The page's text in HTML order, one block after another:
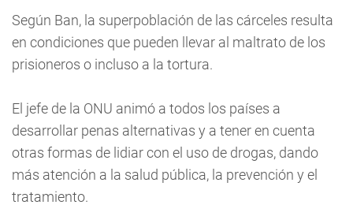
Según Ban, la superpoblación de las cárceles resulta
en condiciones que pueden llevar al maltrato de los
prisioneros o incluso a la tortura.
El jefe de la ONU animó a todos los países a
desarrollar penas alternativas y a tener en cuenta
otras formas de lidiar con el uso de drogas, dando
más atención a la salud pública, la prevención y el
tratamiento.